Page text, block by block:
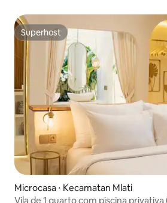
Superhost
Superhost
Microcasa ⋅ Kecamatan Mlati
Vila de 1 quarto com piscina